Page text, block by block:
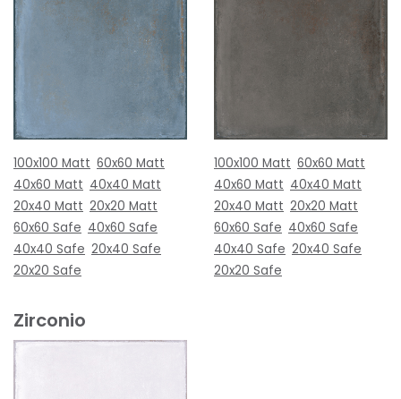
100x100 Matt 60x60 Matt
40x60 Matt 40x40 Matt
20x40 Matt 20x20 Matt
60x60 Safe 40x60 Safe
40x40 Safe 20x40 Safe
20x20 Safe
100x100 Matt 60x60 Matt
40x60 Matt 40x40 Matt
20x40 Matt 20x20 Matt
60x60 Safe 40x60 Safe
40x40 Safe 20x40 Safe
20x20 Safe
Zirconio